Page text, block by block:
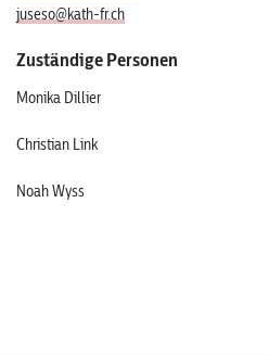
juseso@kath-fr.ch
Zuständige Personen
Monika Dillier
Christian Link
Noah Wyss